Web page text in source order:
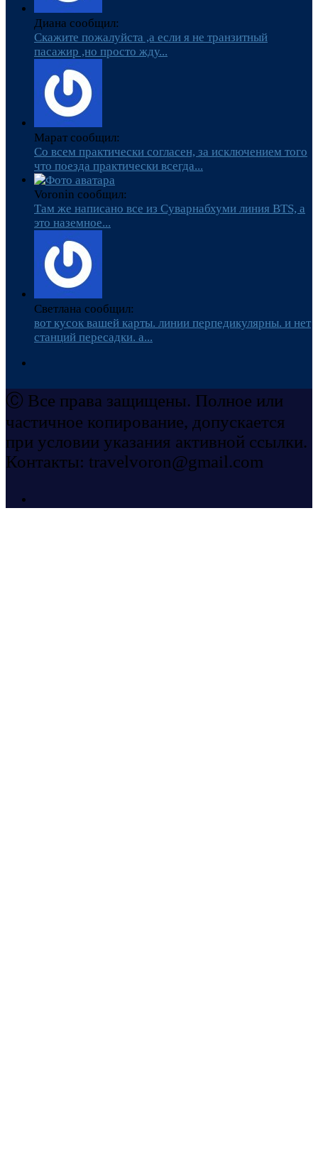
Диана сообщил:
Скажите пожалуйста ,а если я не транзитный
пасажир ,но просто жду...
Марат сообщил:
Со всем практически согласен, за исключением того
что поезда практически всегда...
Voronin сообщил:
Там же написано все из Суварнабхуми линия BTS, а
это наземное...
Светлана сообщил:
вот кусок вашей карты. линии перпедикулярны. и нет
станций пересадки. а...
Ⓒ Все права защищены. Полное или
частичное копирование, допускается
при условии указания активной ссылки.
Контакты: travelvoron@gmail.com